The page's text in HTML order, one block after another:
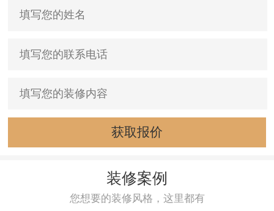
获取报价
装修案例
您想要的装修风格，这里都有